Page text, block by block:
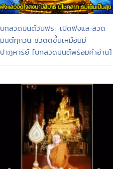
บทสวดมนต์วันพระ เปิดฟังและสวด
มนต์ทุกวัน ชีวิตดีขึ้นเหมือนมี
ปาฏิหาริย์ [บทสวดมนต์พร้อมคำอ่าน]